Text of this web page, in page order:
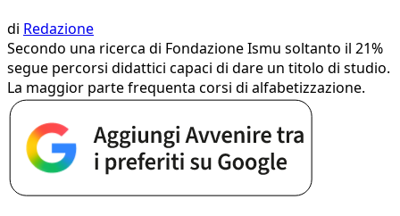
di Redazione
Secondo una ricerca di Fondazione Ismu soltanto il 21%
segue percorsi didattici capaci di dare un titolo di studio.
La maggior parte frequenta corsi di alfabetizzazione.